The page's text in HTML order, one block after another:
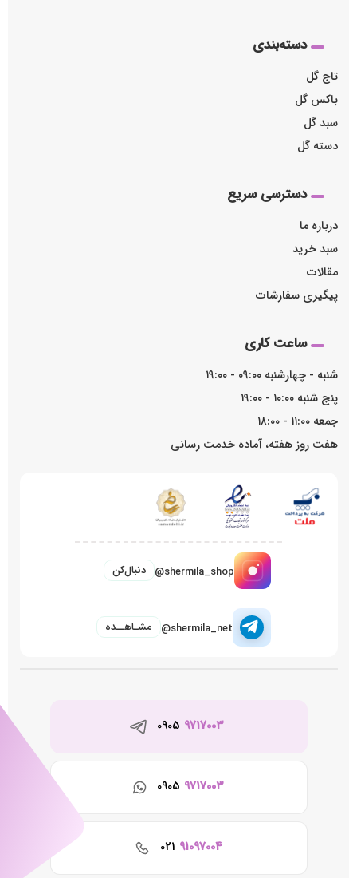
دسته‌بندی
تاج گل
باکس گل
سبد گل
دسته گل
دسترسی سریع
درباره ما
سبد خرید
مقالات
پیگیری سفارشات
ساعت کاری
شنبه - چهارشنبه ۰۹:۰۰ - ۱۹:۰۰
پنج شنبه ۱۰:۰۰ - ۱۹:۰۰
جمعه ۱۱:۰۰ - ۱۸:۰۰
هفت روز هفته، آماده خدمت رسانی
@shermila_shop دنبال‌کن
@shermila_net مشـاهــده
0905 9717003
0905 9717003
021 91097004